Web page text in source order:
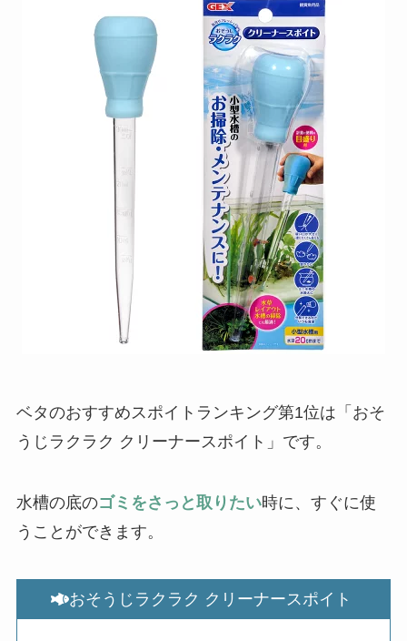
ベタのおすすめスポイトランキング第1位は「おそ
うじラクラク クリーナースポイト」です。
水槽の底のゴミをさっと取りたい時に、すぐに使
うことができます。
おそうじラクラク クリーナースポイト